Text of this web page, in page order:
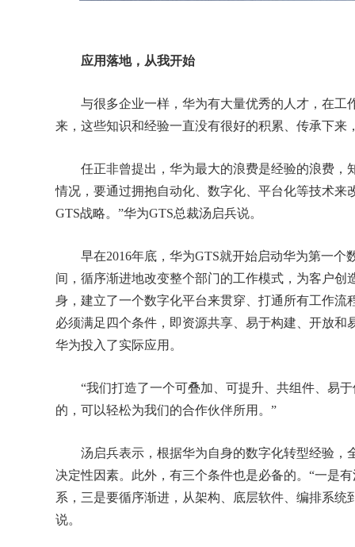
应用落地，从我开始
与很多企业一样，华为有大量优秀的人才，在工
来，这些知识和经验一直没有很好的积累、传承下来
任正非曾提出，华为最大的浪费是经验的浪费，
情况，要通过拥抱自动化、数字化、平台化等技术来
GTS战略。”华为GTS总裁汤启兵说。
早在2016年底，华为GTS就开始启动华为第一个
间，循序渐进地改变整个部门的工作模式，为客户
身，建立了一个数字化平台来贯穿、打通所有工作
必须满足四个条件，即资源共享、易于构建、开放
华为投入了实际应用。
“我们打造了一个可叠加、可提升、共组件、易于
的，可以轻松为我们的合作伙伴所用。”
汤启兵表示，根据华为自身的数字化转型经验，
决定性因素。此外，有三个条件也是必备的。“一是
系，三是要循序渐进，从架构、底层软件、编排系
说。